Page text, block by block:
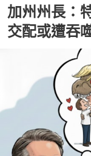
加州州長：
交配或遭吞